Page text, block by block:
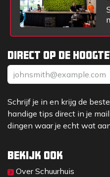
Direct op de
Schrijf je in en krijg de
handige tips direct in je
dingen waar je echt wat
Bekijk ook
Over Sc​huurhuis